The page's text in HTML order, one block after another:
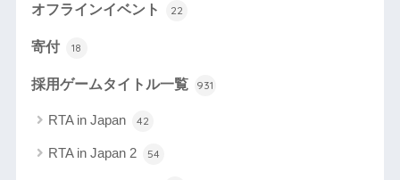
オフラインイベント 22
寄付 18
採用ゲームタイトル一覧 931
RTA in Japan 42
RTA in Japan 2 54